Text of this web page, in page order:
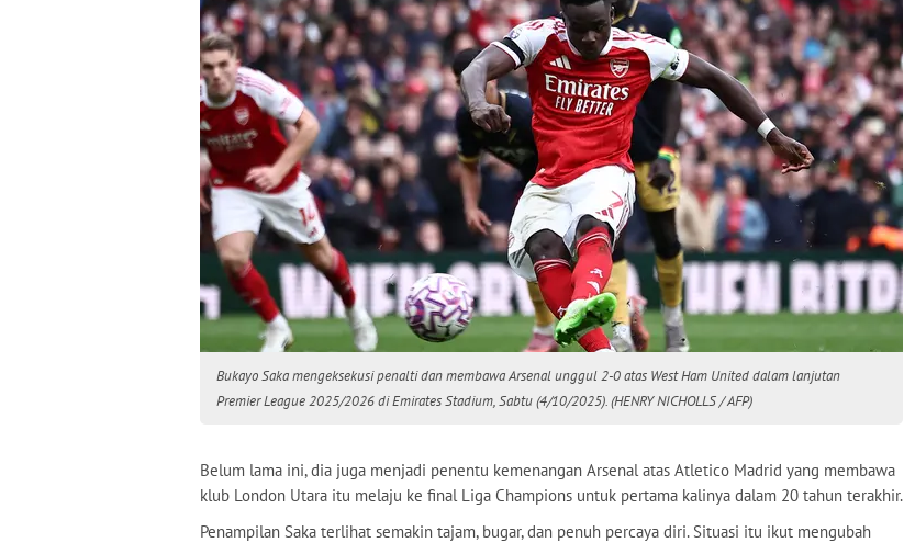
Bukayo Saka mengeksekusi penalti dan membawa Arsenal unggul 2-0 atas West Ham United dalam lanjutan
Premier League 2025/2026 di Emirates Stadium, Sabtu (4/10/2025). (HENRY NICHOLLS / AFP)
Belum lama ini, dia juga menjadi penentu kemenangan Arsenal atas Atletico Madrid yang membawa
klub London Utara itu melaju ke final Liga Champions untuk pertama kalinya dalam 20 tahun terakhir.
Penampilan Saka terlihat semakin tajam, bugar, dan penuh percaya diri. Situasi itu ikut mengubah